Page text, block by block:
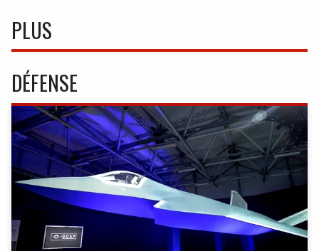
PLUS
DÉFENSE